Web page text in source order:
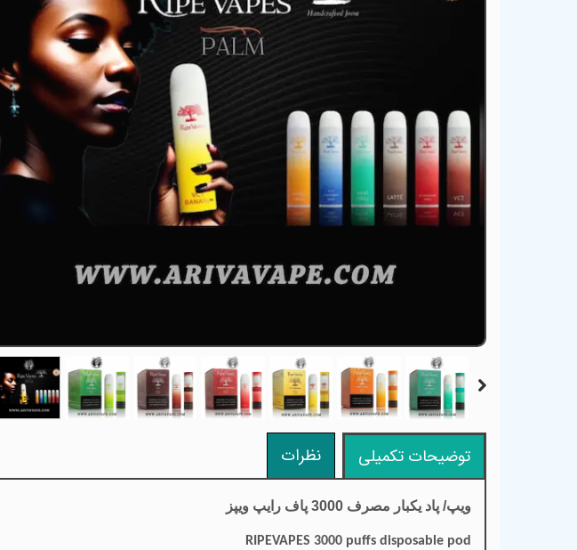
توضیحات تکمیلی نظرات
ویپ/ پاد یکبار مصرف 3000 پاف رایپ ویپز
RIPEVAPES 3000 puffs disposable pod